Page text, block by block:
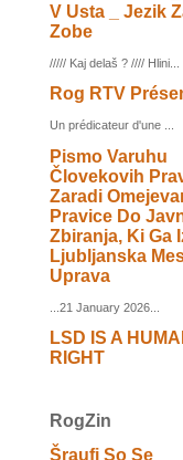
V Usta _ Jezik
Zobe
///// Kaj delaš ? //// Hlini...
Rog RTV
Un prédicateur d'une ...
Pismo Varuhu
Človekovih
Zaradi
Pravice Do
Zbiranja, Ki Ga
Ljubljanska
Uprava
...21 January 2026...
LSD IS A
RIGHT
RogZin
Šraufi So Se